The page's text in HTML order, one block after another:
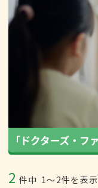
2 件中 1〜2件を表示